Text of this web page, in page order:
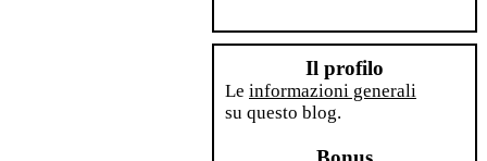
Il profilo
Le informazioni generali
su questo blog.